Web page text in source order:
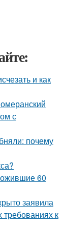
и как
с
почему
60
заявила
к